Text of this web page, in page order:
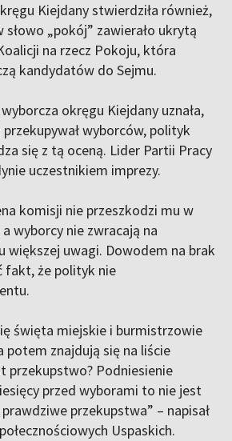
Kiejdany stwierdziła również,
słowo „pokój” zawierało ukrytą
na rzecz Pokoju, która
kandydatów do Sejmu.
okręgu Kiejdany uznała,
wyborców, polityk
się z tą oceną. Lider Partii Pracy
uczestnikiem imprezy.
komisji nie przeszkodzi mu w
wyborcy nie zwracają na
większej uwagi. Dowodem na brak
fakt, że polityk nie
święta miejskie i burmistrzowie
potem znajdują się na liście
przekupstwo? Podniesienie
przed wyborami to nie jest
przekupstwa” – napisał
Uspaskich.